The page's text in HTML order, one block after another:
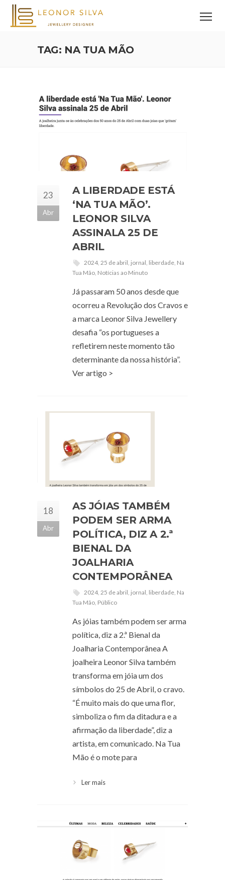
TAG: NA TUA MÃO
23
Abr
A LIBERDADE ESTÁ
‘NA TUA MÃO’.
LEONOR SILVA
ASSINALA 25 DE
ABRIL
2024, 25 de abril, jornal, liberdade, Na
Tua Mão, Notícias ao Minuto
Já passaram 50 anos desde que
ocorreu a Revolução dos Cravos e
a marca Leonor Silva Jewellery
desafia “os portugueses a
refletirem neste momento tão
determinante da nossa história”.
Ver artigo >
18
Abr
AS JÓIAS TAMBÉM
PODEM SER ARMA
POLÍTICA, DIZ A 2.ª
BIENAL DA
JOALHARIA
CONTEMPORÂNEA
2024, 25 de abril, jornal, liberdade, Na
Tua Mão, Público
As jóias também podem ser arma
política, diz a 2.ª Bienal da
Joalharia Contemporânea A
joalheira Leonor Silva também
transforma em jóia um dos
símbolos do 25 de Abril, o cravo.
“É muito mais do que uma flor,
simboliza o fim da ditadura e a
afirmação da liberdade”, diz a
artista, em comunicado. Na Tua
Mão é o mote para
Ler mais